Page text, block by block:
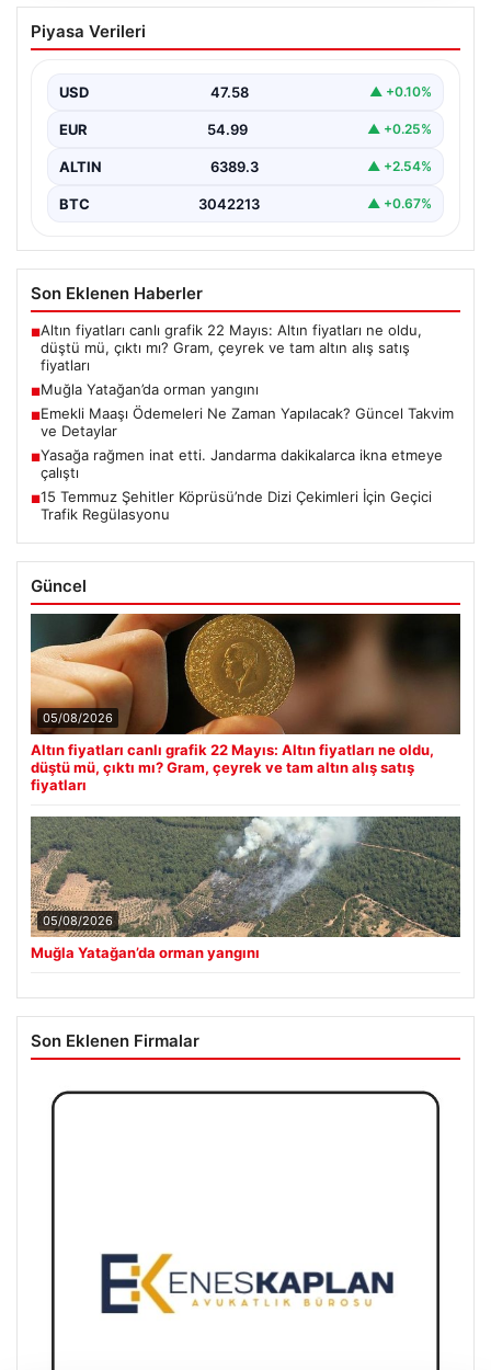
Muğla Yatağan’da orman yangını
Piyasa Verileri
USD 47.58 ▲ +0.10%
EUR 54.99 ▲ +0.25%
ALTIN 6389.3 ▲ +2.54%
BTC 3042213 ▲ +0.67%
Son Eklenen Haberler
■Altın fiyatları canlı grafik 22 Mayıs: Altın fiyatları ne oldu,
düştü mü, çıktı mı? Gram, çeyrek ve tam altın alış satış
fiyatları
■Muğla Yatağan’da orman yangını
■Emekli Maaşı Ödemeleri Ne Zaman Yapılacak? Güncel Takvim
ve Detaylar
■Yasağa rağmen inat etti. Jandarma dakikalarca ikna etmeye
çalıştı
■15 Temmuz Şehitler Köprüsü’nde Dizi Çekimleri İçin Geçici
Trafik Regülasyonu
Güncel
05/08/2026
Altın fiyatları canlı grafik 22 Mayıs: Altın fiyatları ne oldu,
düştü mü, çıktı mı? Gram, çeyrek ve tam altın alış satış
fiyatları
05/08/2026
Muğla Yatağan’da orman yangını
Son Eklenen Firmalar